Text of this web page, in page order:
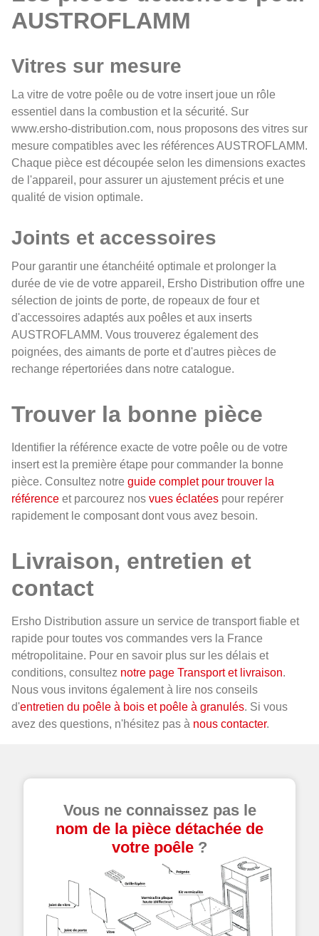
AUSTROFLAMM
Vitres sur mesure
La vitre de votre poêle ou de votre insert joue un rôle
essentiel dans la combustion et la sécurité. Sur
www.ersho-distribution.com, nous proposons des vitres sur
mesure compatibles avec les références AUSTROFLAMM.
Chaque pièce est découpée selon les dimensions exactes
de l'appareil, pour assurer un ajustement précis et une
qualité de vision optimale.
Joints et accessoires
Pour garantir une étanchéité optimale et prolonger la
durée de vie de votre appareil, Ersho Distribution offre une
sélection de joints de porte, de ropeaux de four et
d'accessoires adaptés aux poêles et aux inserts
AUSTROFLAMM. Vous trouverez également des
poignées, des aimants de porte et d'autres pièces de
rechange répertoriées dans notre catalogue.
Trouver la bonne pièce
Identifier la référence exacte de votre poêle ou de votre
insert est la première étape pour commander la bonne
pièce. Consultez notre guide complet pour trouver la
référence et parcourez nos vues éclatées pour repérer
rapidement le composant dont vous avez besoin.
Livraison, entretien et
contact
Ersho Distribution assure un service de transport fiable et
rapide pour toutes vos commandes vers la France
métropolitaine. Pour en savoir plus sur les délais et
conditions, consultez notre page Transport et livraison.
Nous vous invitons également à lire nos conseils
d'entretien du poêle à bois et poêle à granulés. Si vous
avez des questions, n'hésitez pas à nous contacter.
Vous ne connaissez pas le
nom de la pièce détachée de
votre poêle ?